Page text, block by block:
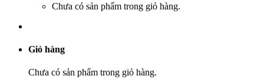
Chưa có sản phẩm trong giỏ hàng.
Giỏ hàng
Chưa có sản phẩm trong giỏ hàng.